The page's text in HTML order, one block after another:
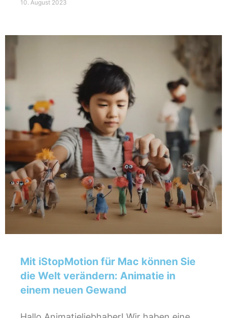
10. August 2023
Mit iStopMotion für Mac können Sie
die Welt verändern: Animatie in
einem neuen Gewand